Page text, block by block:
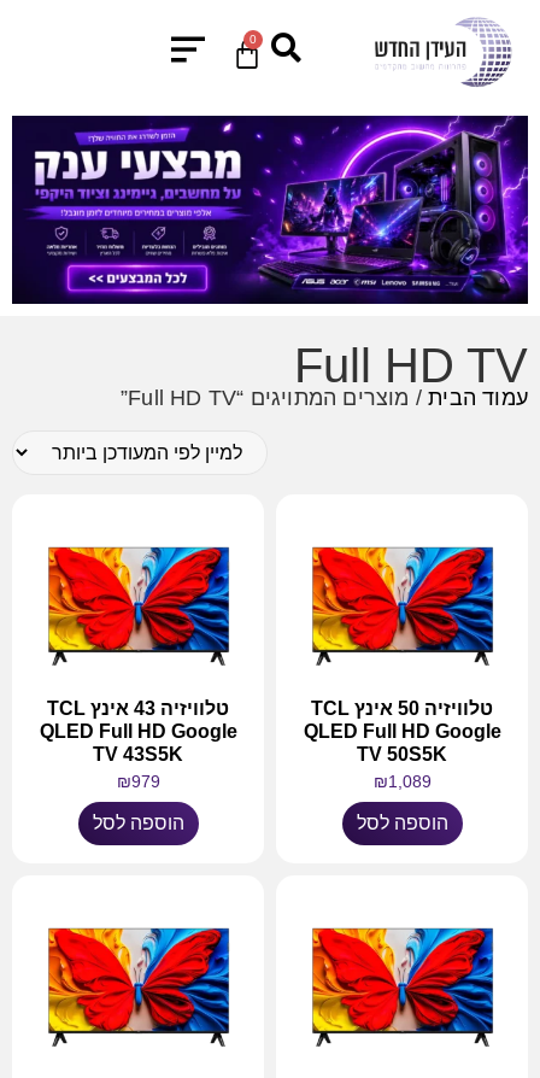
0
Full HD TV
עמוד הבית/ מוצרים המתויגים “Full HD TV”
טלוויזיה 50 אינץ TCL
QLED Full HD Google
TV 50S5K
₪1,089
הוספה לסל
טלוויזיה 43 אינץ TCL
QLED Full HD Google
TV 43S5K
₪979
הוספה לסל